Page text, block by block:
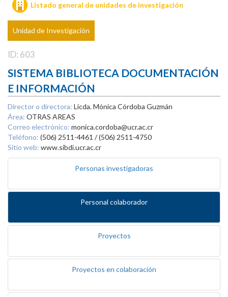
Listado general de unidades de investigación
Unidad de Investigación
ID: 603
SISTEMA BIBLIOTECA DOCUMENTACIÓN
E INFORMACIÓN
Director o directora: Licda. Mónica Córdoba Guzmán
Área: OTRAS AREAS
Correo electrónico: monica.cordoba@ucr.ac.cr
Teléfono: (506) 2511-4461 / (506) 2511-4750
Sitio web: www.sibdi.ucr.ac.cr
Personas investigadoras
Personal colaborador
Proyectos
Proyectos en colaboración